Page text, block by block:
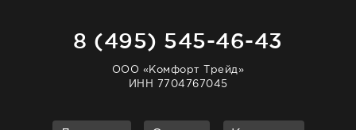
8 (495) 545-46-43
ООО «Комфорт Трейд»
ИНН 7704767045